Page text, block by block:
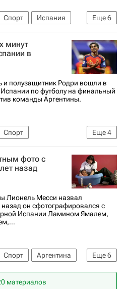
Еще6
Спорт
Испания
футболу 2026
минут
в
полузащитник Родри вошли в
по футболу на финальный
команды Аргентины.
Еще4
Спорт
Унаи Симон
фото с
назад
Лионель Месси назвал
назад он сфотографировался с
Испании Ламином Ямалем,
Еще6
Спорт
Аргентина
ЮНИСЕФ
Месси
материалов